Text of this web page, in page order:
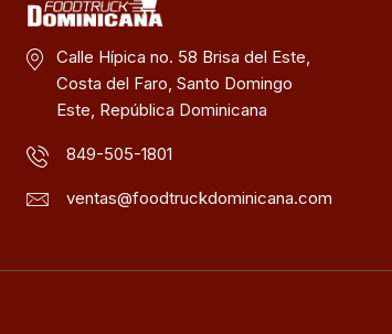
Calle Hípica no. 58 Brisa del Este,
Costa del Faro, Santo Domingo
Este, República Dominicana
849-505-1801
ventas@foodtruckdominicana.com